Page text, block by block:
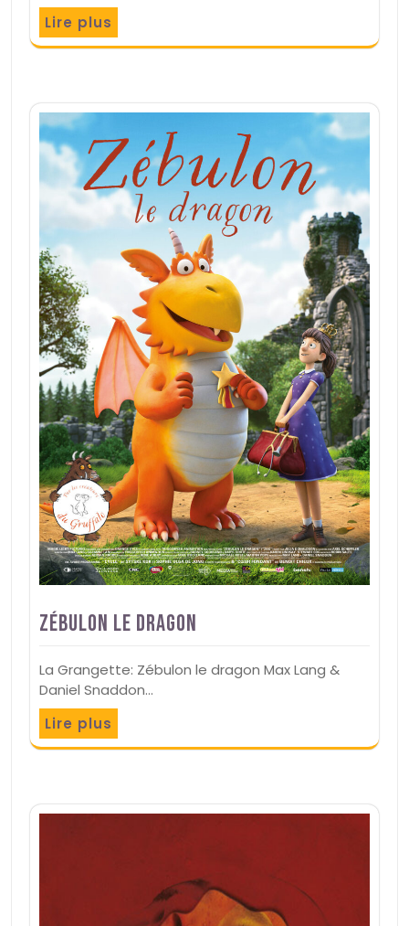
Lire plus
Zébulon le dragon
La Grangette: Zébulon le dragon Max Lang &
Daniel Snaddon…
Lire plus